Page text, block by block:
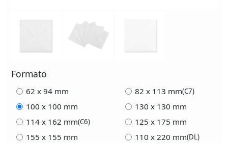
Formato
62 x 94 mm 82 x 113 mm(C7)
100 x 100 mm
130 x 130 mm
114 x 162 mm(C6)
125 x 175 mm
155 x 155 mm
110 x 220 mm(DL)